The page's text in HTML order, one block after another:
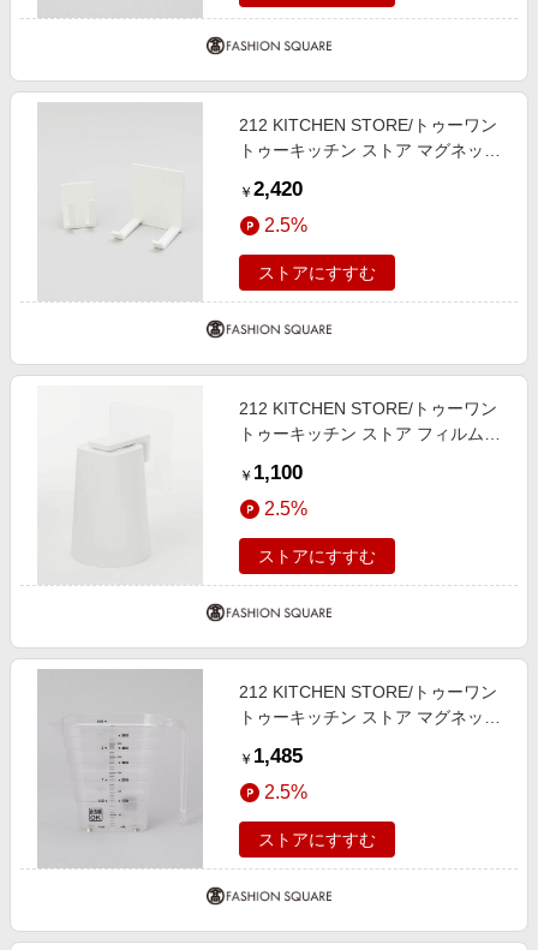
212 KITCHEN STORE/トゥーワン
トゥーキッチン ストア マグネット
山崎実業 ＜tower タワー＞ その他
00(FREE)
￥ 2,420
2.5%
ストアにすすむ
212 KITCHEN STORE/トゥーワン
トゥーキッチン ストア フィルムフ
業 ＜tower タワー＞ その他
00(FREE)
￥ 1,100
2.5%
ストアにすすむ
212 KITCHEN STORE/トゥーワン
トゥーキッチン ストア マグネット
業 ＜tower タワー＞ その他
00(FREE)
￥ 1,485
2.5%
ストアにすすむ